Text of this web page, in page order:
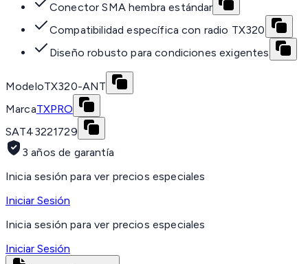
Conector SMA hembra estándar
Compatibilidad específica con radio TX320
Diseño robusto para condiciones exigentes
ModeloTX320-ANT
MarcaTXPRO
SAT43221729
3 años de garantía
Inicia sesión para ver precios especiales
Iniciar Sesión
Inicia sesión para ver precios especiales
Iniciar Sesión